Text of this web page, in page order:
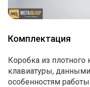
Комплектация
Коробка из плотного
клавиатуры,
особенностям